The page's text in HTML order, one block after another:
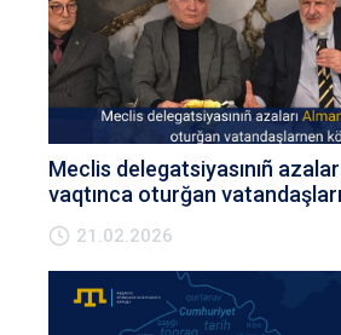
Meclis delegatsiyasınıñ
vaqtınca oturğan
21.02.2026